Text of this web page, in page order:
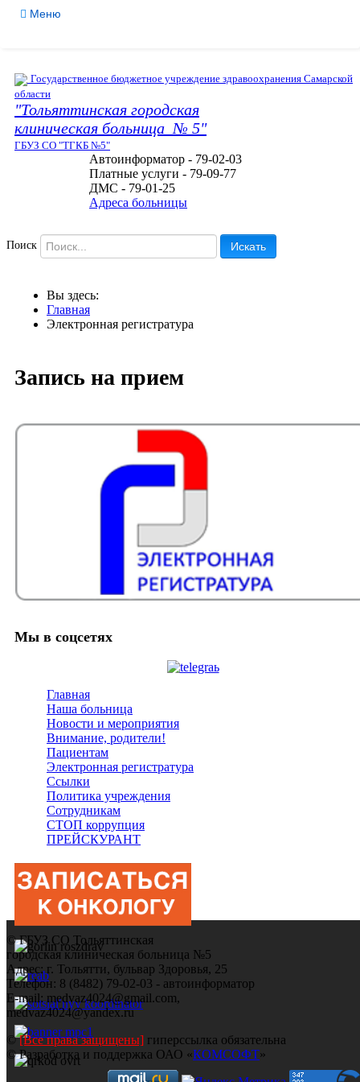
Меню
Обратная связь
Контакты
Мы в соцсетях
Государственное бюджетное учреждение здравоохранения Самарской
области
"Тольяттинская городская
клиническая больница № 5"
ГБУЗ СО "ТГКБ №5"
Автоинформатор - 79-02-03
Платные услуги - 79-09-77
ДМС - 79-01-25
Адреса больницы
Поиск Искать
Вы здесь:
Главная
Электронная регистратура
Запись на прием
Мы в соцсетях
Главная
Наша больница
Новости и мероприятия
Внимание, родители!
Пациентам
Электронная регистратура
Ссылки
Политика учреждения
Сотрудникам
СТОП коррупция
ПРЕЙСКУРАНТ
© ГБУЗ СО Тольяттинская
городская клиническая больница №5
Адрес: г. Тольятти, бульвар Здоровья, 25
Телефон: 8 (8482) 79-02-03 - автоинформатор
E-mail: medvaz4024@gmail.com,
medvaz4024@yandex.ru
©[Все права защищены] гиперссылка обязательна
© Разработка и поддержка ОАО «КОМСОФТ»